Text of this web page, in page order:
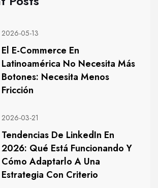
2026-05-13
El E-Commerce En
Latinoamérica No Necesita Más
Botones: Necesita Menos
Fricción
2026-03-21
Tendencias De LinkedIn En
2026: Qué Está Funcionando Y
Cómo Adaptarlo A Una
Estrategia Con Criterio